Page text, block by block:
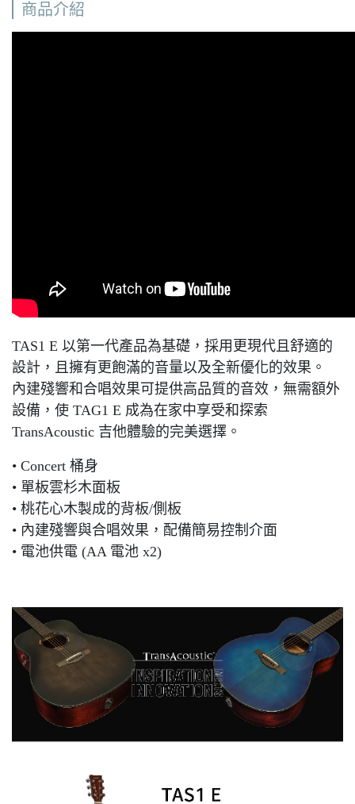
商品介紹
TAS1 E 以第一代產品為基礎，採用更現代且舒適的
設計，且擁有更飽滿的音量以及全新優化的效果。
內建殘響和合唱效果可提供高品質的音效，無需額外
設備，使 TAG1 E 成為在家中享受和探索
TransAcoustic 吉他體驗的完美選擇。
• Concert 桶身
• 單板雲杉木面板
• 桃花心木製成的背板/側板
• 內建殘響與合唱效果，配備簡易控制介面
• 電池供電 (AA 電池 x2)